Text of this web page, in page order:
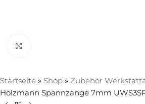
Startseite » Shop » Zubehör
Holzmann Spannzange 7mm